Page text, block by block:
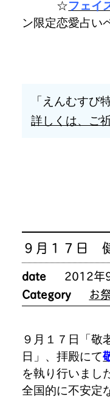
☆フェイ
ン限定恋愛占い
「えんむすび
詳しくは、ご
９月１７日
date
2012年
Category
お
９月１７日「敬
日」、拝殿にて
を執り行いまし
全国的に不安定